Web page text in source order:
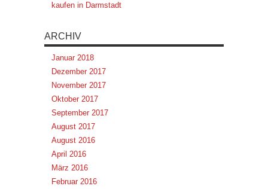
kaufen in Darmstadt
ARCHIV
Januar 2018
Dezember 2017
November 2017
Oktober 2017
September 2017
August 2017
August 2016
April 2016
März 2016
Februar 2016